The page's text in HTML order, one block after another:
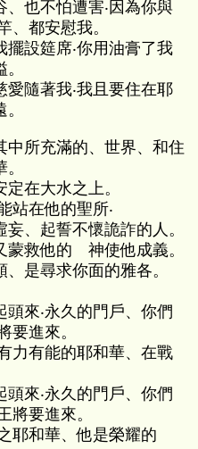
也不怕遭害‧因為你與
、都安慰我。
設筵席‧你用油膏了我
隨著我‧我且要住在耶
中所充滿的、世界、和住
在大水之上。
站在他的聖所‧
、起誓不懷詭詐的人。
蒙救他的 神使他成義。
是尋求你面的雅各。
來‧永久的門戶、你們
要進來。
力有能的耶和華、在戰
來‧永久的門戶、你們
將要進來。
耶和華、他是榮耀的